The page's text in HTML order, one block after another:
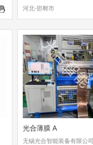
河北-邯郸市
光合薄膜 A
无锡光合智能装备有限公司